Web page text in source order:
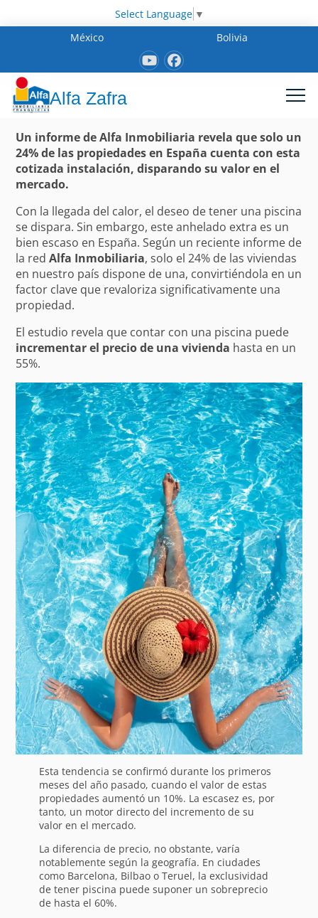
Select Language ▼
México
Bolivia
Alfa Zafra
Un informe de Alfa Inmobiliaria revela que solo un
24% de las propiedades en España cuenta con esta
cotizada instalación, disparando su valor en el
mercado.
Con la llegada del calor, el deseo de tener una piscina
se dispara. Sin embargo, este anhelado extra es un
bien escaso en España. Según un reciente informe de
la redAlfa Inmobiliaria, solo el 24% de las viviendas
en nuestro país dispone de una, convirtiéndola en un
factor clave que revaloriza significativamente una
propiedad.
El estudio revela que contar con una piscina puede
incrementar el precio de una vivienda hasta en un
55%.
Esta tendencia se confirmó durante los primeros
meses del año pasado, cuando el valor de estas
propiedades aumentó un 10%. La escasez es, por
tanto, un motor directo del incremento de su
valor en el mercado.
La diferencia de precio, no obstante, varía
notablemente según la geografía. En ciudades
como Barcelona, Bilbao o Teruel, la exclusividad
de tener piscina puede suponer un sobreprecio
de hasta el 60%.